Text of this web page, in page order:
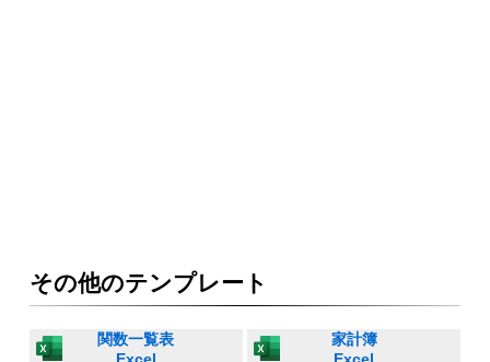
その他のテンプレート
関数一覧表
家計簿